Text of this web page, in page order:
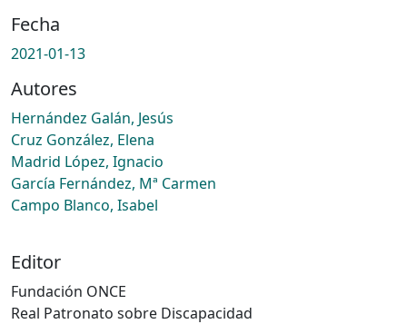
Fecha
2021-01-13
Autores
Hernández Galán, Jesús
Cruz González, Elena
Madrid López, Ignacio
García Fernández, Mª Carmen
Campo Blanco, Isabel
Editor
Fundación ONCE
Real Patronato sobre Discapacidad